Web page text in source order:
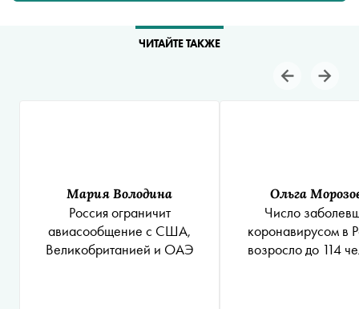
ЧИТАЙТЕ ТАКЖЕ
Мария Володина
Россия ограничит
авиасообщение с США,
Великобританией и ОАЭ
Ольга
Число
коронавирусом в
возросло до 114